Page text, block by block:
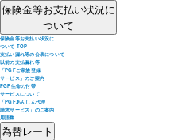
保険金等お支払い状況に
ついて
保険金等お支払い状況に
ついて TOP
支払い漏れ等の公表について
以前の支払漏れ等
「PGFご家族登録
サービス」のご案内
PGF生命の付帯
サービスについて
「PGFあんしん代理
請求サービス」のご案内
用語集
為替レート